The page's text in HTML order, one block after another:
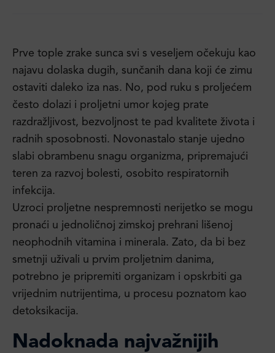
Prve tople zrake sunca svi s veseljem očekuju kao
najavu dolaska dugih, sunčanih dana koji će zimu
ostaviti daleko iza nas. No, pod ruku s proljećem
često dolazi i proljetni umor kojeg prate
razdražljivost, bezvoljnost te pad kvalitete života i
radnih sposobnosti. Novonastalo stanje ujedno
slabi obrambenu snagu organizma, pripremajući
teren za razvoj bolesti, osobito respiratornih
infekcija.
Uzroci proljetne nespremnosti nerijetko se mogu
pronaći u jednoličnoj zimskoj prehrani lišenoj
neophodnih vitamina i minerala. Zato, da bi bez
smetnji uživali u prvim proljetnim danima,
potrebno je pripremiti organizam i opskrbiti ga
vrijednim nutrijentima, u procesu poznatom kao
detoksikacija.
Nadoknada najvažnijih